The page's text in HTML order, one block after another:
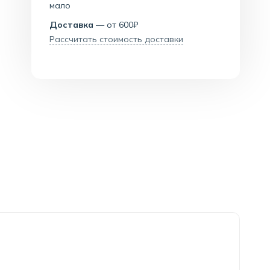
мало
Доставка — от 600₽
Рассчитать стоимость доставки